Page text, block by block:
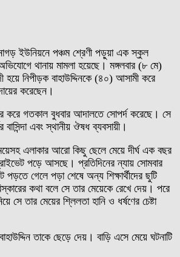
ইউনিয়নে পঞ্চম শ্রেণী পড়ুয়া এক স্কুল
থানায় মামলা হয়েছে। মঙ্গলবার (৮ মে)
হয়ে নিপীড়ক বাহাউদ্দিনকে (৪০) আসামী করে
করেছেন।
করে গতকাল বুধবার আদালতে সোপর্দ করেছে। সে
এবং স্থানীয় ঔষধ ব্যবসায়ী।
এলাকার আরো কিছু ছেলে মেয়ে দীর্ঘ এক বছর
পড়ে আসছে। প্রতিদিনের ন্যায় সোমবার
পড়তে গেলে পড়া শেষে অন্য শিক্ষার্থীদের ছুটি
কথা বলে সে তার মেয়েকে রেখে দেয়। পরে
সে তার মেয়ের শ্লিলতা হানি ও ধর্ষণের চেষ্টা
তাকে ছেড়ে দেয়। বাড়ি এসে মেয়ে ঘটনাটি